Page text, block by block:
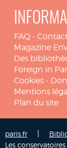
FAQ -
Magazine
Des
Foreign in
Cookies -
Mentions
Plan du site
paris.fr
Les